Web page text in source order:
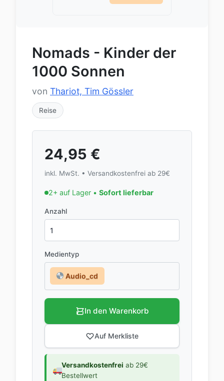
Nomads - Kinder der
1000 Sonnen
von Thariot, Tim Gössler
Reise
24,95 €
inkl. MwSt. • Versandkostenfrei ab 29€
2+ auf Lager • Sofort lieferbar
Anzahl
Medientyp
Audio_cd
In den Warenkorb
Auf Merkliste
Versandkostenfrei ab 29€
Bestellwert